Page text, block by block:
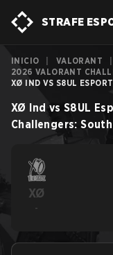
STRAFE
INICIO VALORANT
2026 VALORANT
XØ IND VS S8UL
XØ Ind vs S8UL
Challengers:
XØ
-